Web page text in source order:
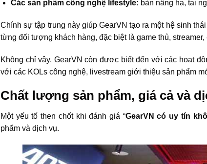
Các sản phẩm công nghệ lifestyle: bàn nâng hạ, tai
Chính sự tập trung này giúp GearVN tạo ra một hệ sinh
từng đối tượng khách hàng, đặc biệt là game thủ,
Không chỉ vậy, GearVN còn được biết đến với các hoạt
với các KOLs công nghệ, livestream giới thiệu sản phẩm
Chất lượng sản phẩm, giá cả và
Một yếu tố then chốt khi đánh giá “GearVN có uy tín
phẩm và dịch vụ.